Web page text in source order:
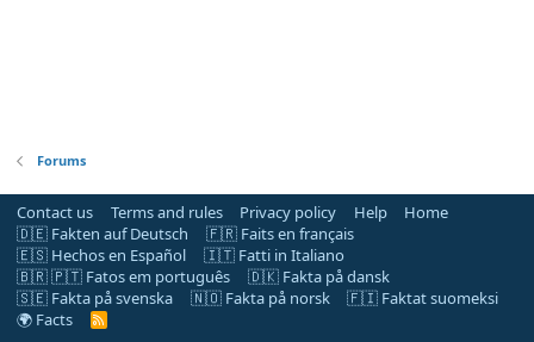
Forums
Contact us Terms and rules Privacy policy Help
Home
🇩🇪 Fakten auf Deutsch
🇫🇷 Faits en français
🇪🇸 Hechos en Español
🇮🇹 Fatti in Italiano
🇧🇷 🇵🇹 Fatos em português
🇩🇰 Fakta på dansk
🇸🇪 Fakta på svenska
🇳🇴 Fakta på norsk
🇫🇮 Faktat suomeksi
🌍 Facts
R